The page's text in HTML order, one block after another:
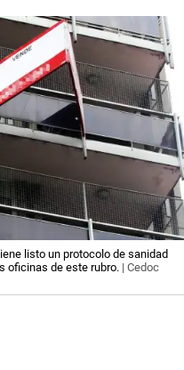
listo un protocolo de sanidad
oficinas de este rubro. | Cedoc